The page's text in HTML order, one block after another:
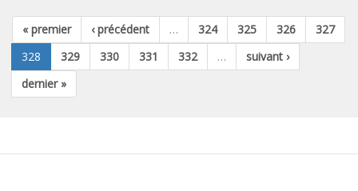
« premier ‹ précédent … 324 325 326
327
328
329 330 331 332 …
suivant ›
dernier »